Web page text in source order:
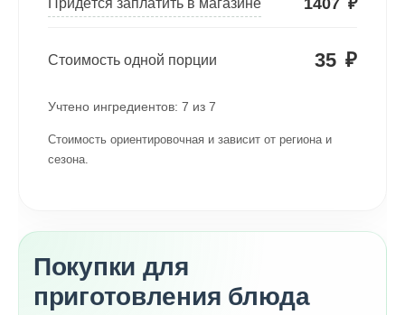
1407 ₽
Стоимость одной порции 35 ₽
Учтено ингредиентов: 7 из 7
Стоимость ориентировочная и зависит от региона и
сезона.
Покупки для
приготовления блюда